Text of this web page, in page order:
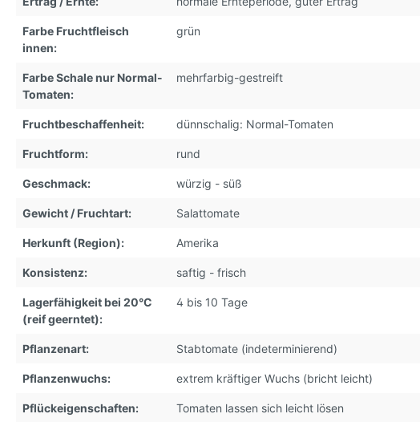
Farbe Fruchtfleisch
innen:
grün
Farbe Schale nur Normal-
Tomaten:
mehrfarbig-gestreift
Fruchtbeschaffenheit: dünnschalig: Normal-Tomaten
Fruchtform: rund
Geschmack: würzig - süß
Gewicht / Fruchtart: Salattomate
Herkunft (Region): Amerika
Konsistenz: saftig - frisch
Lagerfähigkeit bei 20°C
(reif geerntet):
4 bis 10 Tage
Pflanzenart: Stabtomate (indeterminierend)
Pflanzenwuchs: extrem kräftiger Wuchs (bricht leicht)
Pflückeigenschaften: Tomaten lassen sich leicht lösen